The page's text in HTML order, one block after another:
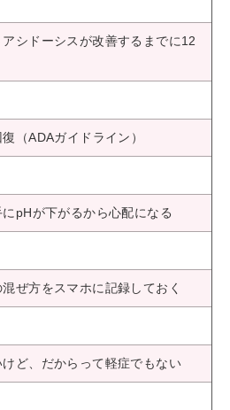
シドーシスが改善するまでに12
（ADAガイドライン）
pHが下がるから心配になる
ぜ方をスマホに記録しておく
ど、だからって軽症でもない